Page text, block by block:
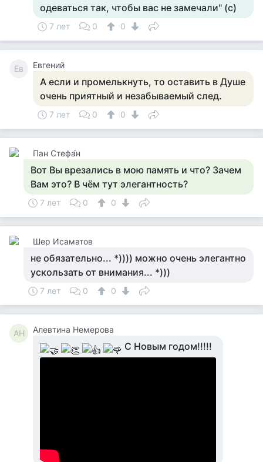
одеваться так, чтобы вас не замечали" (с)
7 лет 0 0
Ев Евгений
А если и промелькнуть, то оставить в Душе
очень приятный и незабываемый след.
7 лет 0 0
Пан Стефа́н
Вот Вы врезались в мою память и что? Зачем
Вам это? В чём тут элегантность?
7 лет 0 0
Шер Исаматов
не обязательно... *)))) можно очень элегантно
ускользать от внимания... *)))
7 лет 0 0
АН Алевтина Немерова
С Новым годом!!!!!